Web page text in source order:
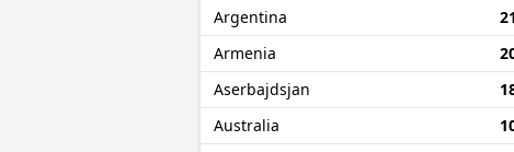
Argentina
Armenia
Aserbajdsjan
Australia